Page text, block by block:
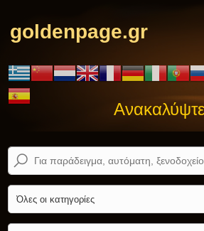
goldenpage.gr